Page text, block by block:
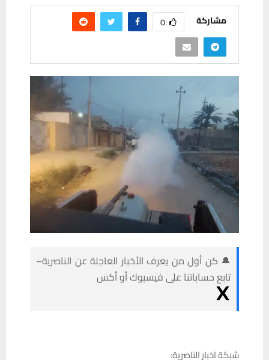
مشاركة 0
🔔 كن أول من يعرف الأخبار العاجلة عن الناصرية–
تابع حساباتنا على فيسبوك أو أكس
شبكة اخبار الناصرية: